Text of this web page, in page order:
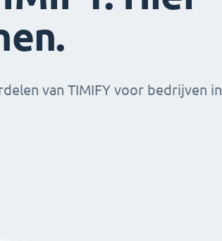
van TIMIFY voor bedrijven in